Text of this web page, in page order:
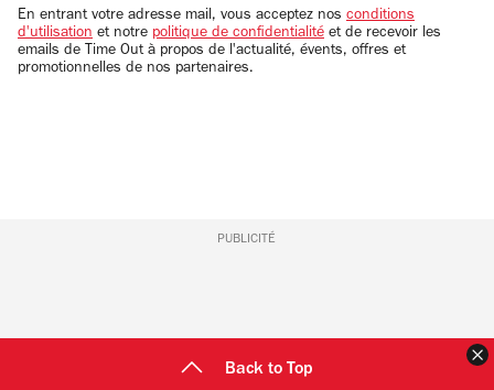
email
En entrant votre adresse mail, vous acceptez nos conditions
d'utilisation et notre politique de confidentialité et de recevoir les
emails de Time Out à propos de l'actualité, évents, offres et
promotionnelles de nos partenaires.
PUBLICITÉ
Back to Top